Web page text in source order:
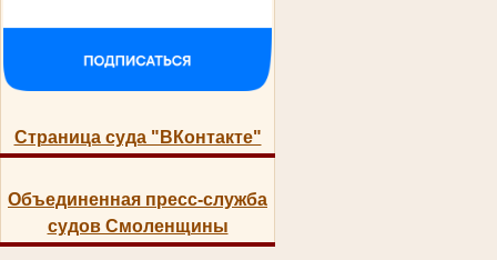
Страница суда "ВКонтакте"
Объединенная пресс-служба
судов Смоленщины